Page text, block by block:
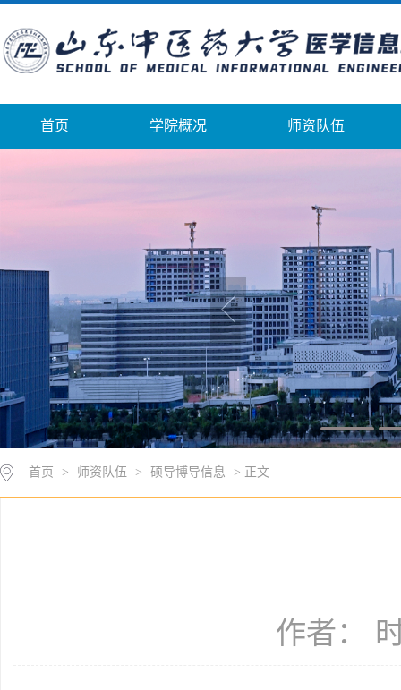
首页 学院概况 师资队伍
首页 > 师资队伍 > 硕导博导信息 > 正文
作者：